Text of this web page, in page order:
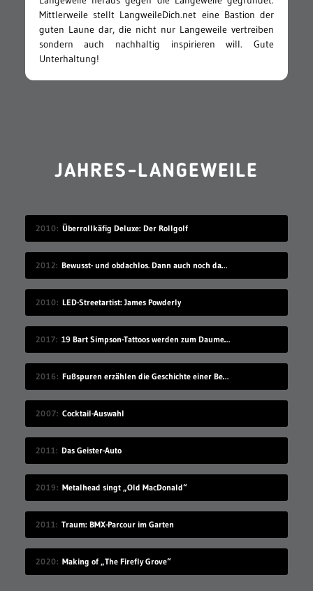
Mittlerweile stellt LangweileDich.net eine Bastion der
guten Laune dar, die nicht nur Langeweile vertreiben
sondern auch nachhaltig inspirieren will. Gute
Unterhaltung!
JAHRES-LANGEWEILE
2010 Überrollkäfig Deluxe: Der Rollgolf
2012 Bewusst- und obdachlos. Dann auch noch das…
2010 LED-Streetartist: James Powderly
2017 19 Bart Simpson-Tattoos werden zum Daumenkino
2016 Fußspuren erzählen die Geschichte einer Begegnung
2007 Cocktail-Auswahl
2011 Das Geister-Auto
2019 Metalhead singt „Old MacDonald“
2011 Traum: BMX-Parcour im Garten
2020 Making of „The Firefly Grove“